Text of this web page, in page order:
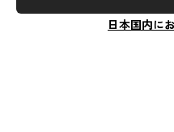
日本国内に